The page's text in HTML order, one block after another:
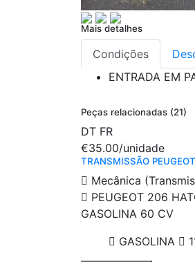
Mais detalhes
Condições
ENTRADA EM
Peças relacionadas (21)
DT FR
€35.00/unidade
TRANSMISSÃO
Mecânica
PEUGEOT 206
GASOLINA 60 CV
GASOLINA